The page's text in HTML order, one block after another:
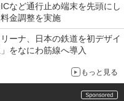
など通行止め端末を先頭にし
金調整を実施
ーナ、日本の鉄道を初デザイ
をなにわ筋線へ導入
もっと見る